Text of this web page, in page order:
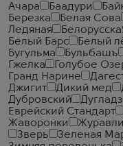
Ачара
Баадури
Березка
Белая Сова
Ледяная
Белый Барс
Белый
Бугульма
Бульбашъ
Гжелка
Голубое
Гранд Нарине
Джигит
Дикий мед
Дубровский
Еврейский Стандарт
Жаворонки
Журавли
Зверь
Зеленая